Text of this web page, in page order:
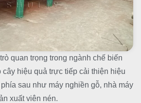
quan trọng trong ngành chế biến
cây hiệu quả trực tiếp cải thiện hiệu
sau như máy nghiền gỗ, nhà máy
xuất viên nén.